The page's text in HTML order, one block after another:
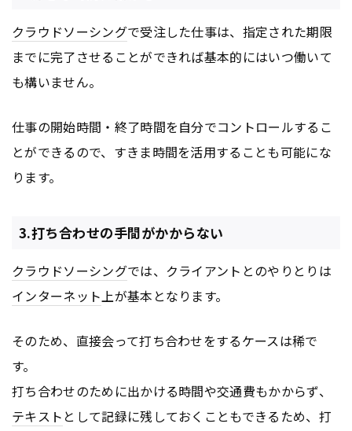
クラウドソーシングで受注した仕事は、指定された期限
までに完了させることができれば基本的にはいつ働いて
も構いません。
仕事の開始時間・終了時間を自分でコントロールするこ
とができるので、すきま時間を活用することも可能にな
ります。
3.打ち合わせの手間がかからない
クラウドソーシングでは、クライアントとのやりとりは
インターネット上が基本となります。
そのため、直接会って打ち合わせをするケースは稀で
す。
打ち合わせのために出かける時間や交通費もかからず、
テキスト として記録に残しておくこともできるため、打